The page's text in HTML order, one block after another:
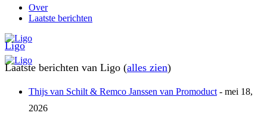
Over
Laatste berichten
Ligo
Laatste berichten van Ligo (alles zien)
Thijs van Schilt & Remco Janssen van Promoduct - mei 18,
2026